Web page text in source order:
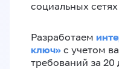
социальных
Разработаем
ключ»‎ с учетом
требований за 20